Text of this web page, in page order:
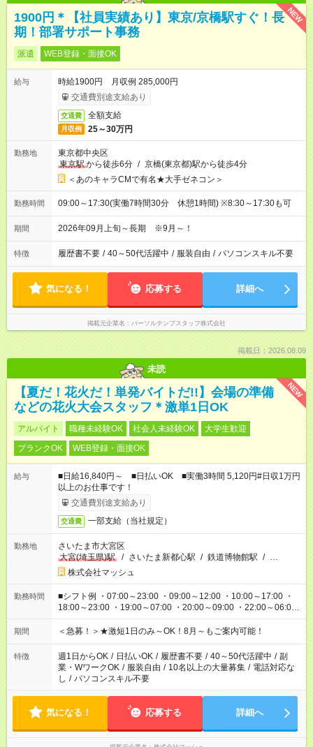
NEW
1900円＊【社員実績あり】東京/京橋駅すぐ！長
期！部署サポート事務
派遣 WEB登録・面接OK
給与
時給1900円 月収例 285,000円
交通費別途支給あり
交通費 全額支給
月収例 25～30万円
勤務地
東京都中央区
東京駅から徒歩6分 / 京橋(東京都)駅から徒歩4分
＜あのキャラCMで有名★大手ゼネコン＞
勤務時間 09:00～17:30(実働7時間30分 休憩1時間) ※8:30～17:30も可
期間 2026年09月上旬～長期 ※9月～！
特徴 履歴書不要 / 40～50代活躍中 / 服装自由 / パソコンスキル不要
気になる！ 応募する 詳細へ
掲載元企業名 パーソルテンプスタッフ株式会社
掲載日：2026.08.09
未読
NEW
【夏だ！花火だ！単発バイトだ!!】会場の準備
などの花火大会スタッフ＊激単1日OK
アルバイト 職種未経験OK 社会人未経験OK
大学生歓迎
ブランクOK
WEB登録・面接OK
給与
■日給16,840円～ ■日払いOK ■実働3時間 5,120円#日収1万円
以上のお仕事です！
交通費別途支給あり
交通費 一部支給（当社規定）
勤務地
さいたま市大宮区
大宮(埼玉県)駅
/ さいたま新都心駅 / 鉄道博物館駅 / …
株式会社マッシュ
勤務時間
■シフト例 ・07:00～23:00 ・09:00～12:00 ・10:00～17:00 ・
18:00～23:00 ・19:00～07:00 ・20:00～09:00 ・22:00～06:00
etc ★最短3時間で5,120円のお仕事から／15時間で2万円近く稼
げるお仕事も！ ご希望のお時間に合わせてご紹介！ ※シフトは
ください！
期間 ＜急募！＞★激短1日のみ～OK！8月～もご案内可能！
特徴 週1日からOK / 日払いOK / 履歴書不要 / 40～50代活躍中 / 副
業・WワークOK / 服装自由 / 10名以上の大量募集 / 電話対応な
し / パソコンスキル不要
気になる！ 応募する 詳細へ